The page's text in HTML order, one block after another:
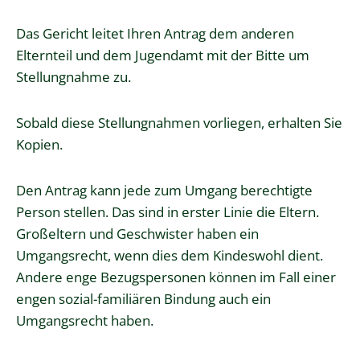
Das Gericht leitet Ihren Antrag dem anderen
Elternteil und dem Jugendamt mit der Bitte um
Stellungnahme zu.
Sobald diese Stellungnahmen vorliegen, erhalten Sie
Kopien.
Den Antrag kann jede zum Umgang berechtigte
Person stellen. Das sind in erster Linie die Eltern.
Großeltern und Geschwister haben ein
Umgangsrecht, wenn dies dem Kindeswohl dient.
Andere enge Bezugspersonen können im Fall einer
engen sozial-familiären Bindung auch ein
Umgangsrecht haben.